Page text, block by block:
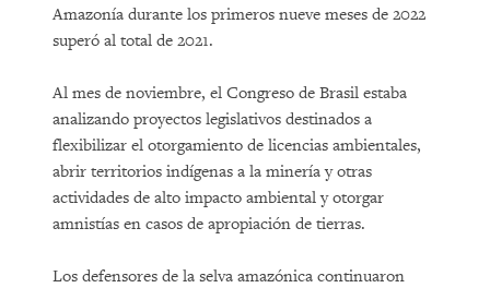
Amazonía durante los primeros nueve meses de 2022
superó al total de 2021.
Al mes de noviembre, el Congreso de Brasil estaba
analizando proyectos legislativos destinados a
flexibilizar el otorgamiento de licencias ambientales,
abrir territorios indígenas a la minería y otras
actividades de alto impacto ambiental y otorgar
amnistías en casos de apropiación de tierras.
Los defensores de la selva amazónica continuaron